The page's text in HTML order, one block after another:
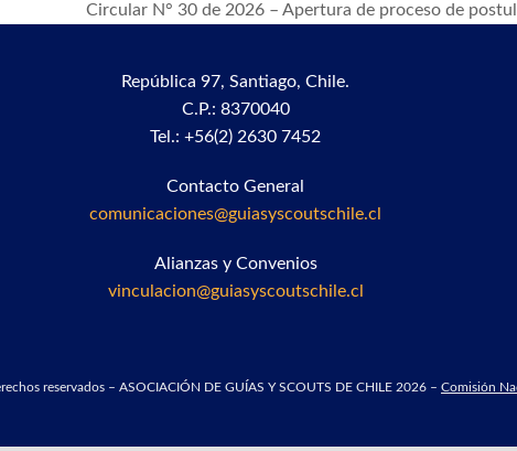
next
Circular N° 30 de 2026 – Apertura de proceso de
República 97,Santiago, Chile.
C.P.: 8370040
Tel.: +56(2) 2630 7452
Contacto General
comunicaciones@guiasyscoutschile.cl
Alianzas y Convenios
vinculacion@guiasyscoutschile.cl
reservados – ASOCIACIÓN DE GUÍAS Y SCOUTS DE CHILE 2026 – Comisión